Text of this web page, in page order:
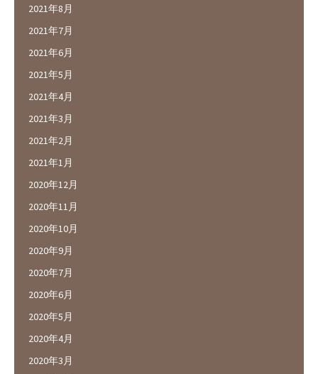
2021年8月
2021年7月
2021年6月
2021年5月
2021年4月
2021年3月
2021年2月
2021年1月
2020年12月
2020年11月
2020年10月
2020年9月
2020年7月
2020年6月
2020年5月
2020年4月
2020年3月